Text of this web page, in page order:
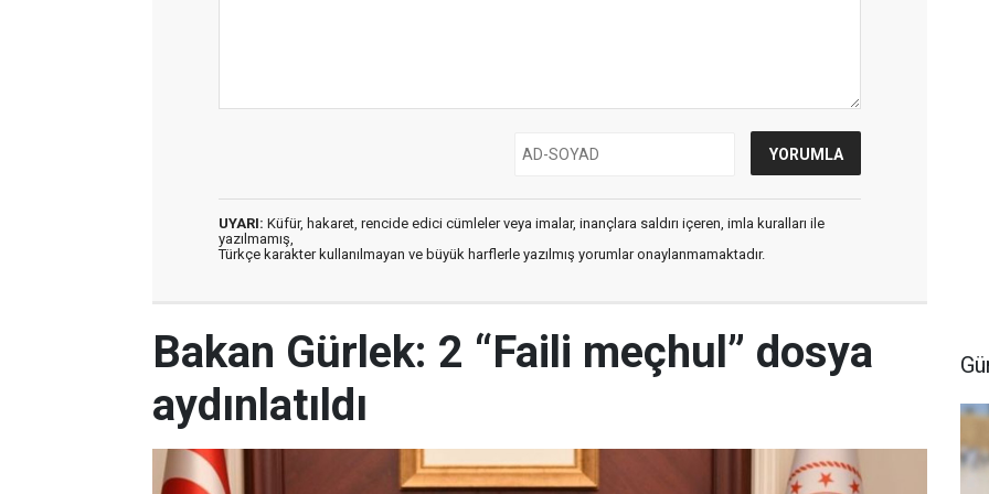
UYARI: Küfür, hakaret, rencide edici cümleler veya imalar, inançlara saldırı içeren, imla kuralları ile
yazılmamış,
Türkçe karakter kullanılmayan ve büyük harflerle yazılmış yorumlar onaylanmamaktadır.
Bakan Gürlek: 2 “Faili meçhul” dosya
aydınlatıldı